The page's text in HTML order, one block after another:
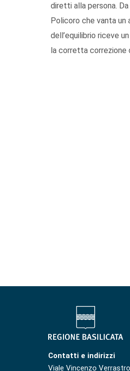
diretti alla persona.
Policoro che vanta
dell’equilibrio riceve
la corretta correzione
Contatti e indirizzi
Viale Vincenzo